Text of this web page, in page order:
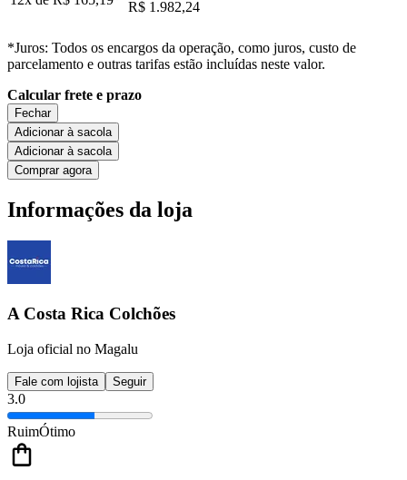
R$ 1.982,24
*Juros: Todos os encargos da operação, como juros, custo de
parcelamento e outras tarifas estão incluídas neste valor.
Calcular frete e prazo
Fechar
Adicionar à sacola
Adicionar à sacola
Comprar agora
Informações da loja
A Costa Rica Colchões
Loja oficial no Magalu
Fale com lojista Seguir
3.0
RuimÓtimo